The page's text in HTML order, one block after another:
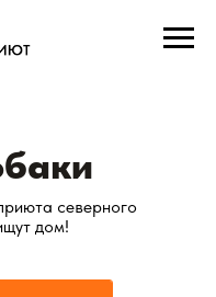
северного
дом!